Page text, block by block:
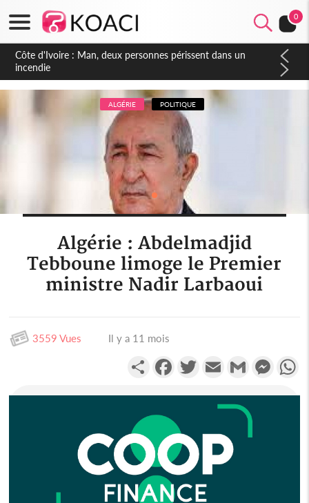
0
Côte d'Ivoire : Séileu, la célébration de la fête nationale
transformée en vaste campagne contre les produits
dépigmentants dangereux
ALGÉRIE POLITIQUE
Algérie : Abdelmadjid
Tebboune limoge le Premier
ministre Nadir Larbaoui
3559 Vues Il y a 11 mois
PartagerFacebookTwitterEmail Gmail